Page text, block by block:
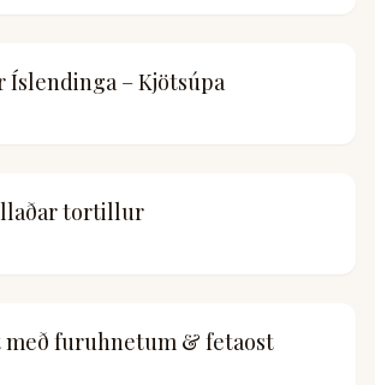
Íslendinga – Kjötsúpa
tortillur
með furuhnetum & fetaost